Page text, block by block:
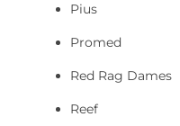
Pius
Promed
Red Rag Dames
Reef